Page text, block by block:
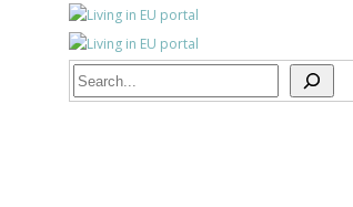
Search